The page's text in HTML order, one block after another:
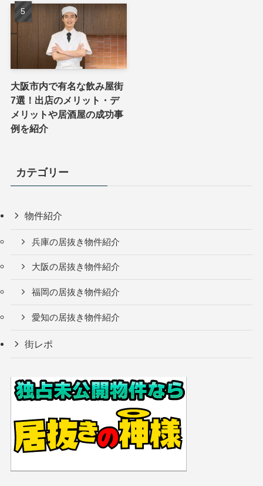
大阪市内で有名な飲み屋街
7選！出店のメリット・デ
メリットや居酒屋の成功事
例を紹介
カテゴリー
物件紹介
兵庫の居抜き物件紹介
大阪の居抜き物件紹介
福岡の居抜き物件紹介
愛知の居抜き物件紹介
街レポ